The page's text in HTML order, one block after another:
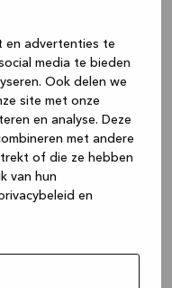
en advertenties te
media te bieden
Ook delen we
site met onze
en analyse. Deze
met andere
of die ze hebben
van hun
en
console for more